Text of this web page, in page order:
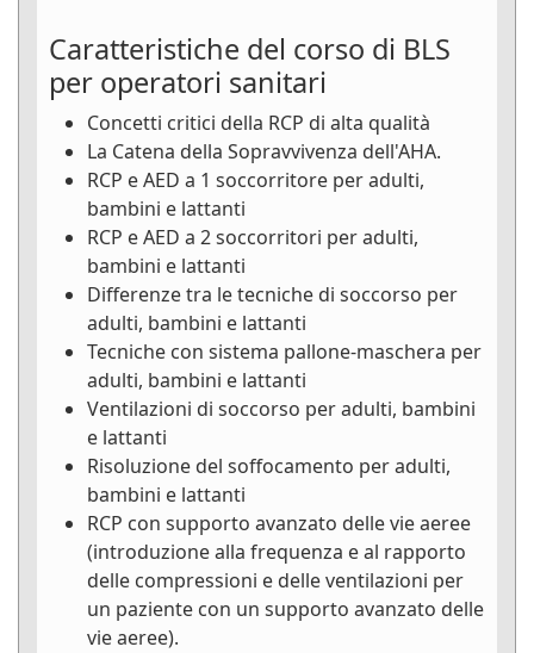
Caratteristiche del corso di BLS
per operatori sanitari
Concetti critici della RCP di alta qualità
La Catena della Sopravvivenza dell'AHA.
RCP e AED a 1 soccorritore per adulti,
bambini e lattanti
RCP e AED a 2 soccorritori per adulti,
bambini e lattanti
Differenze tra le tecniche di soccorso per
adulti, bambini e lattanti
Tecniche con sistema pallone-maschera per
adulti, bambini e lattanti
Ventilazioni di soccorso per adulti, bambini
e lattanti
Risoluzione del soffocamento per adulti,
bambini e lattanti
RCP con supporto avanzato delle vie aeree
(introduzione alla frequenza e al rapporto
delle compressioni e delle ventilazioni per
un paziente con un supporto avanzato delle
vie aeree).